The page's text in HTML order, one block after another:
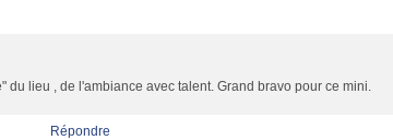
du lieu , de l'ambiance avec talent. Grand bravo pour ce mini.
Répondre